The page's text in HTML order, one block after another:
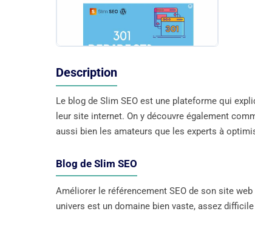
Description
Le blog de Slim SEO est une plateforme qui
leur site internet. On y découvre également
aussi bien les amateurs que les experts à
Blog de Slim SEO
Améliorer le référencement SEO de son site
univers est un domaine bien vaste, assez